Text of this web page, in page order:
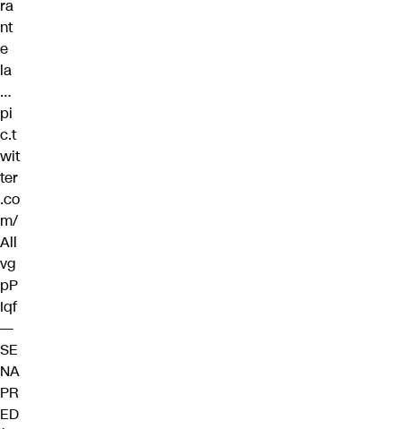
ra
nt
e
la
…
pi
c.t
wit
ter
.co
m/
All
vg
pP
Iqf
—
SE
NA
PR
ED